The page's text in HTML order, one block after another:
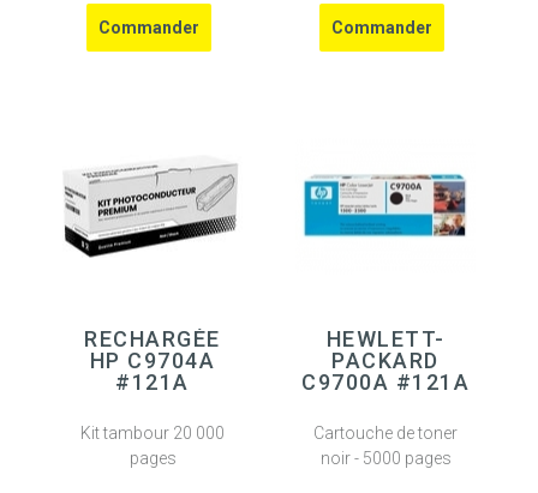
RECHARGÉE
HP C9704A
#121A
Kit tambour 20 000
pages
HEWLETT-
PACKARD
C9700A #121A
Cartouche de toner
noir - 5000 pages